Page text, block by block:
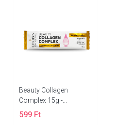
Beauty Collagen
Complex 15g -...
599 Ft